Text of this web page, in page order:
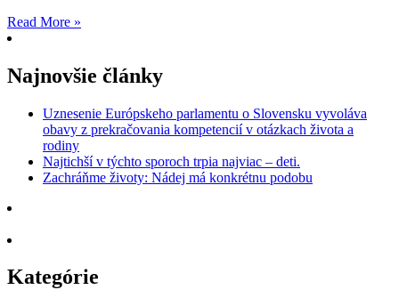
Read More »
Najnovšie články
Uznesenie Európskeho parlamentu o Slovensku vyvoláva
obavy z prekračovania kompetencií v otázkach života a
rodiny
Najtichší v týchto sporoch trpia najviac – deti.
Zachráňme životy: Nádej má konkrétnu podobu
Kategórie